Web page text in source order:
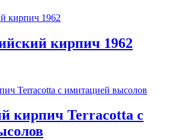
кирпич 1962
кирпич Terracotta с